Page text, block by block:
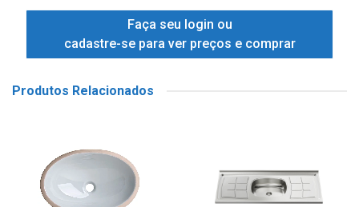
Faça seu login ou
cadastre-se para ver preços e comprar
Produtos Relacionados